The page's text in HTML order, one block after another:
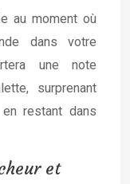
au moment où
dans votre
une note
surprenant
restant dans
et